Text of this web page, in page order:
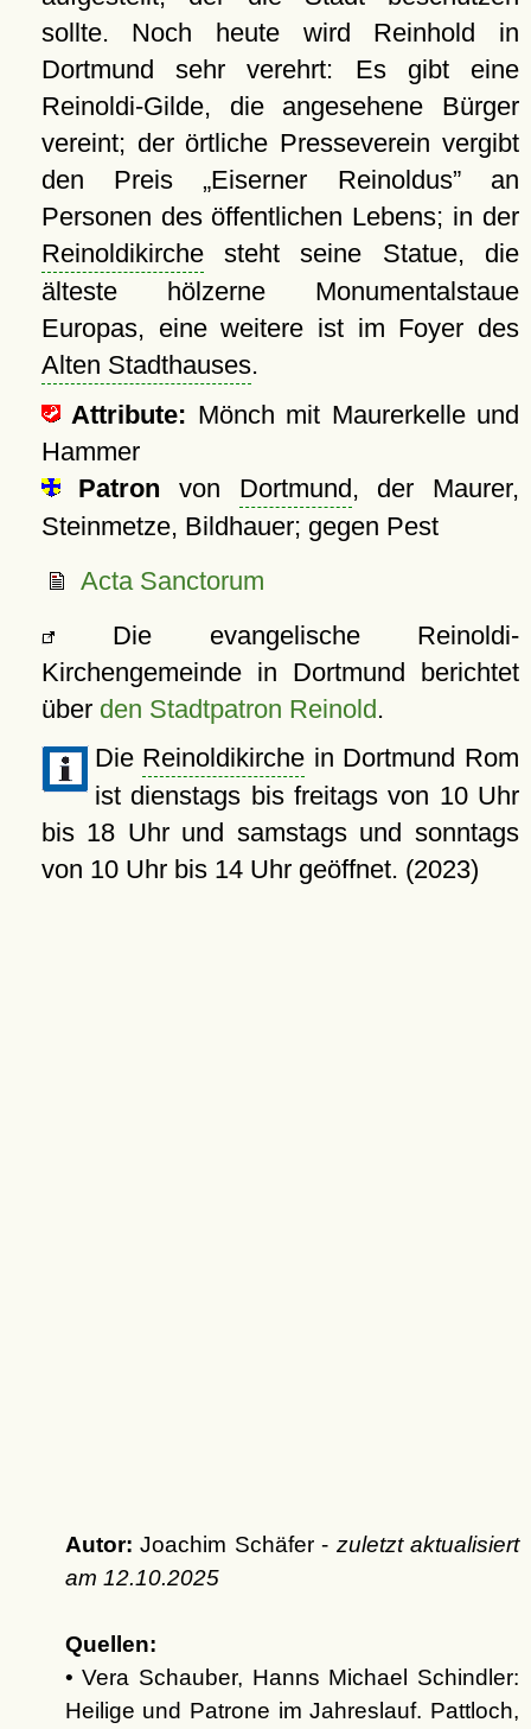
sollte. Noch heute wird Reinhold in
Dortmund sehr verehrt: Es gibt eine
Reinoldi-Gilde, die angesehene Bürger
vereint; der örtliche Presseverein vergibt
den Preis Eiserner Reinoldus an
Personen des öffentlichen Lebens; in der
Reinoldikirchesteht seine Statue, die
älteste hölzerne Monumentalstaue
Europas, eine weitere ist im Foyer des
Alten Stadthauses.
Attribute: Mönch mit Maurerkelle und
Hammer
Patron von Dortmund , der Maurer,
Steinmetze, Bildhauer; gegen Pest
Acta Sanctorum
Die evangelische Reinoldi-
Kirchengemeinde in Dortmund berichtet
über den Stadtpatron Reinold .
Die Reinoldikirche in Dortmund Rom
ist dienstags bis freitags von 10 Uhr
bis 18 Uhr und samstags und sonntags
von 10 Uhr bis 14 Uhr geöffnet. (2023)
Autor: Joachim Schäfer - zuletzt aktualisiert
am 12.10.2025
Quellen:
• Vera Schauber, Hanns Michael Schindler:
Heilige und Patrone im Jahreslauf. Pattloch,